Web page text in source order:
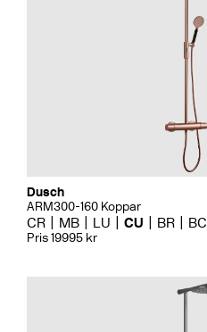
Dusch
ARM300-160 Koppar
CR MB LU CU BR BC
Pris 19995 kr